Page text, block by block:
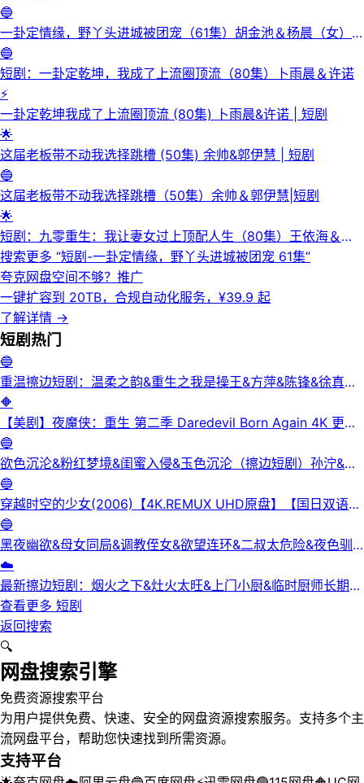
🔵
一卦定情缘，野丫头进城被团宠（61集）胡金池＆杨晨（女）|
短剧
🔵
短剧：一卦定乾坤，我成了上流圈顶流（80集）卜雨晨＆许诺
⚡
一卦定乾坤我成了上流圈顶流 (80集) 卜雨晨&许诺 | 短剧
🌟
这届老板带不动我选择跳槽 (50集) 余帅&郭伊慧 | 短剧
🔵
这届老板带不动我选择跳槽（50集）余帅＆郭伊慧|短剧
🌟
短剧：九零重生：我让妻女过上顶配人生（80集）王依海＆郑
文岩
搜索更多 “短剧-一卦定情缘，野丫头进城被团宠 61集”
夸克网盘空间不够？ 推广
一键扩容到 20TB，合规自动化服务，¥39.9 起
了解详情 →
短剧 热门
🔵
重温擦边短剧：温柔之韵&重生之我是操王&方萍&陈锋&徐真真
&老刘又胖啦&刘倩宇
🔶
【美剧】夜魔侠：重生 第二季 Daredevil Born Again 4K 更新
3集
🔵
欲色沉沦&粉红梦境&闺蜜入侵&玉色沉沦（擦边短剧）孙泞&王
正洁
🔵
穿越时空的少女(2006)【4K.REMUX UHD原盘】【国日双语】
【中文字幕】【爱情/科幻】
🔵
黑夜幽欲&母女同局&调教侄女&欲望连环&二叔太危险&夜色驯
服&黑夜欲牢（完整版）最新擦边短剧
☁️
最新擦边短剧：烟火之下&灶火太旺&上门小厨&临时厨师长期关
系&锅边失守（完整版）
查看更多 短剧
返回搜索
🔍
网盘搜索引擎
免费资源搜索平台
为用户提供免费、快速、安全的网盘资源搜索服务。支持多个主
流网盘平台，帮助您快速找到所需资源。
支持平台